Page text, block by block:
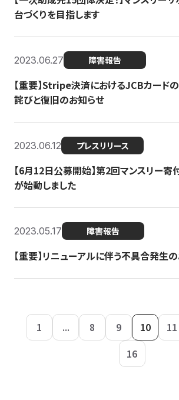
台づくりを目指します
2023.06.27 障害報告
【重要】Stripe決済におけるJCBカード
詫びと復旧のお知らせ
2023.06.12 プレスリリース
【6月12日公募開始】第2回マンスリー寄
が始動しました
2023.05.17 障害報告
【重要】リニューアルに伴う不具合発生
1 ... 8 9 10 11
16